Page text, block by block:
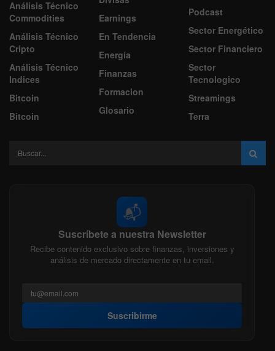
Análisis Técnico
Commodities
Análisis Técnico
Cripto
Análisis Técnico
Indices
Bitcoin
Bitcoin
Earnings
En Tendencia
Energía
Finanzas
Formacion
Glosario
Podcast
Sector Energético
Sector Financiero
Sector
Tecnologico
Streamings
Terra
📬
Suscríbete a nuestra Newsletter
Recibe contenido exclusivo sobre finanzas, inversiones y
análisis de mercado directamente en tu email.
Suscribirme